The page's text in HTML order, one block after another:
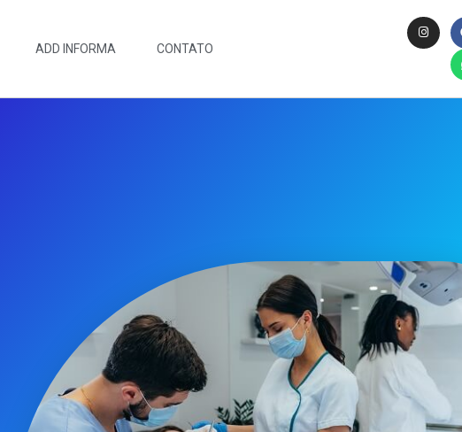
ADD INFORMA CONTATO